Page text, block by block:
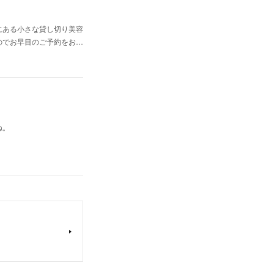
る小さな貸し切り美容
でお早目のご予約をお…